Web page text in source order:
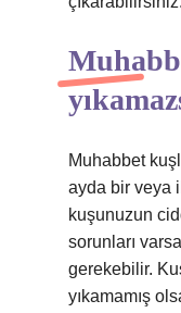
Muhabbet
ayda bir veya
kuşunuzun
sorunları
gerekebilir.
yıkamamış